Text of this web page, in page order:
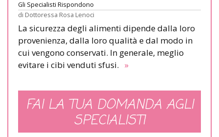
Gli Specialisti Rispondono
di Dottoressa Rosa Lenoci
La sicurezza degli alimenti dipende dalla loro
provenienza, dalla loro qualità e dal modo in
cui vengono conservati. In generale, meglio
evitare i cibi venduti sfusi. »
FAI LA TUA DOMANDA AGLI
SPECIALISTI